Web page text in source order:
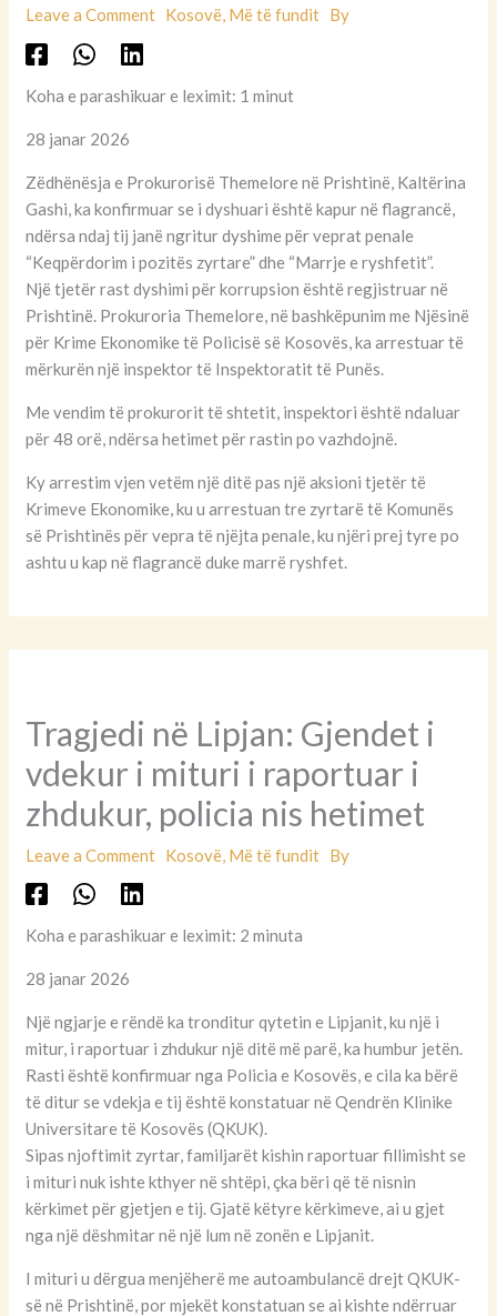
Leave a Comment Kosovë, Më të fundit By
Koha e parashikuar e leximit: 1 minut
28 janar 2026
Zëdhënësja e Prokurorisë Themelore në Prishtinë, Kaltërina
Gashi, ka konfirmuar se i dyshuari është kapur në flagrancë,
ndërsa ndaj tij janë ngritur dyshime për veprat penale
“Keqpërdorim i pozitës zyrtare” dhe “Marrje e ryshfetit”.
Një tjetër rast dyshimi për korrupsion është regjistruar në
Prishtinë. Prokuroria Themelore, në bashkëpunim me Njësinë
për Krime Ekonomike të Policisë së Kosovës, ka arrestuar të
mërkurën një inspektor të Inspektoratit të Punës.
Me vendim të prokurorit të shtetit, inspektori është ndaluar
për 48 orë, ndërsa hetimet për rastin po vazhdojnë.
Ky arrestim vjen vetëm një ditë pas një aksioni tjetër të
Krimeve Ekonomike, ku u arrestuan tre zyrtarë të Komunës
së Prishtinës për vepra të njëjta penale, ku njëri prej tyre po
ashtu u kap në flagrancë duke marrë ryshfet.
Tragjedi në Lipjan: Gjendet i
vdekur i mituri i raportuar i
zhdukur, policia nis hetimet
Leave a Comment Kosovë Më të fundit By
Koha e parashikuar e leximit: 2 minuta
28 janar 2026
Një ngjarje e rëndë ka tronditur qytetin e Lipjanit, ku një i
mitur, i raportuar i zhdukur një ditë më parë, ka humbur jetën.
Rasti është konfirmuar nga Policia e Kosovës, e cila ka bërë
të ditur se vdekja e tij është konstatuar në Qendrën Klinike
Universitare të Kosovës (QKUK).
Sipas njoftimit zyrtar, familjarët kishin raportuar fillimisht se
i mituri nuk ishte kthyer në shtëpi, çka bëri që të nisnin
kërkimet për gjetjen e tij. Gjatë këtyre kërkimeve, ai u gjet
nga një dëshmitar në një lum në zonën e Lipjanit.
I mituri u dërgua menjëherë me autoambulancë drejt QKUK-
së në Prishtinë, por mjekët konstatuan se ai kishte ndërruar